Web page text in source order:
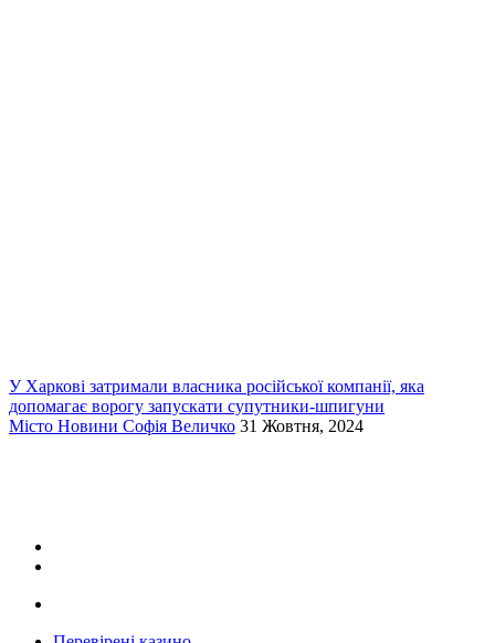
У Харкові затримали власника російської компанії, яка
допомагає ворогу запускати супутники-шпигуни
Місто Новини Софія Величко 31 Жовтня, 2024